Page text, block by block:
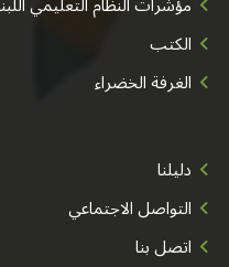
الكتب
الغرفة الخضراء
دليلنا
التواصل الاجتماعي
اتصل بنا